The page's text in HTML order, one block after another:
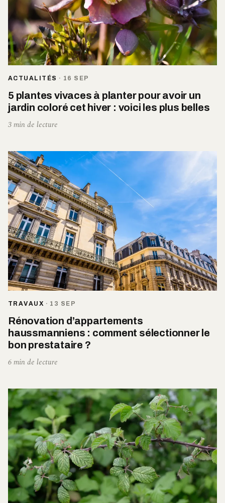
ACTUALITÉS · 16 SEP
5 plantes vivaces à planter pour avoir un
jardin coloré cet hiver : voici les plus belles
3 min de lecture
TRAVAUX · 13 SEP
Rénovation d’appartements
haussmanniens : comment sélectionner le
bon prestataire ?
6 min de lecture